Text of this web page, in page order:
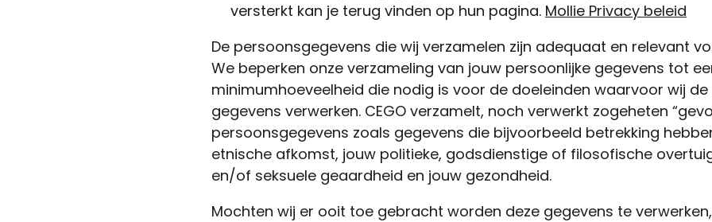
versterkt kan je terug vinden op hun pagina. Mollie Privacy beleid
De persoonsgegevens die wij verzamelen zijn adequaat en relevant
We beperken onze verzameling van jouw persoonlijke gegevens tot
minimumhoeveelheid die nodig is voor de doeleinden waarvoor wij
gegevens verwerken. CEGO verzamelt, noch verwerkt zogeheten
persoonsgegevens zoals gegevens die bijvoorbeeld betrekking
etnische afkomst, jouw politieke, godsdienstige of filosofische
en/of seksuele geaardheid en jouw gezondheid.
Mochten wij er ooit toe gebracht worden deze gegevens te